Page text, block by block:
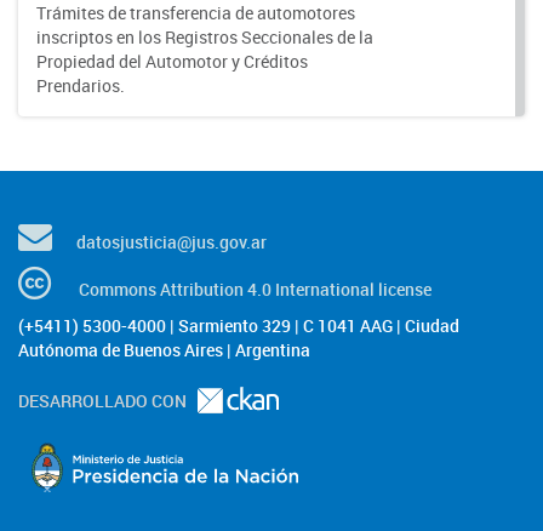
Trámites de transferencia de automotores
inscriptos en los Registros Seccionales de la
Propiedad del Automotor y Créditos
Prendarios.
datosjusticia@jus.gov.ar
Commons Attribution 4.0 International license
(+5411) 5300-4000 | Sarmiento 329 | C 1041 AAG | Ciudad
Autónoma de Buenos Aires | Argentina
DESARROLLADO CON